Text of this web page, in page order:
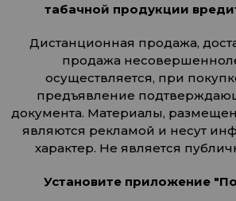
табачной продукции
Дистанционная продажа,
продажа
осуществляется, при
предъявление
документа. Материалы,
являются рекламой и несут
характер. Не является
Установите приложение